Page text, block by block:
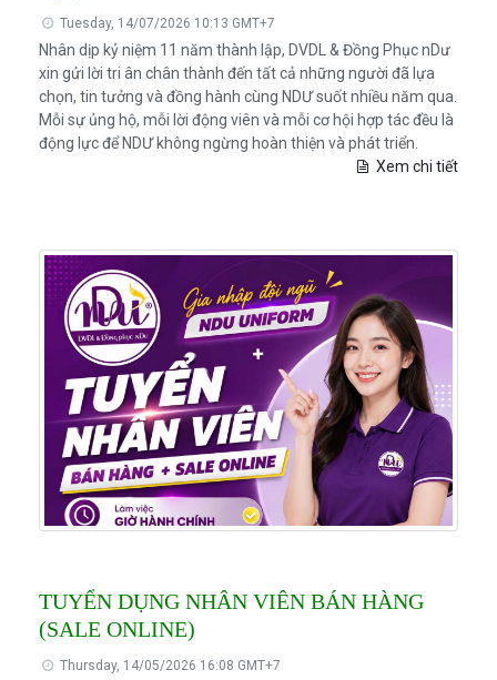
Tuesday, 14/07/2026 10:13 GMT+7
Nhân dịp kỷ niệm 11 năm thành lập, DVDL & Đồng Phục nDư
xin gửi lời tri ân chân thành đến tất cả những người đã lựa
chọn, tin tưởng và đồng hành cùng NDƯ suốt nhiều năm qua.
Mỗi sự ủng hộ, mỗi lời động viên và mỗi cơ hội hợp tác đều là
động lực để NDƯ không ngừng hoàn thiện và phát triển.
Xem chi tiết
TUYỂN DỤNG NHÂN VIÊN BÁN HÀNG
(SALE ONLINE)
Thursday, 14/05/2026 16:08 GMT+7